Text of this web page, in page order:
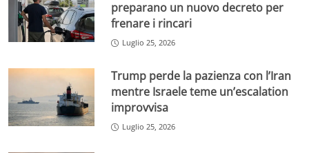
preparano un nuovo decreto per
frenare i rincari
Luglio 25, 2026
Trump perde la pazienza con l’Iran
mentre Israele teme un’escalation
improvvisa
Luglio 25, 2026